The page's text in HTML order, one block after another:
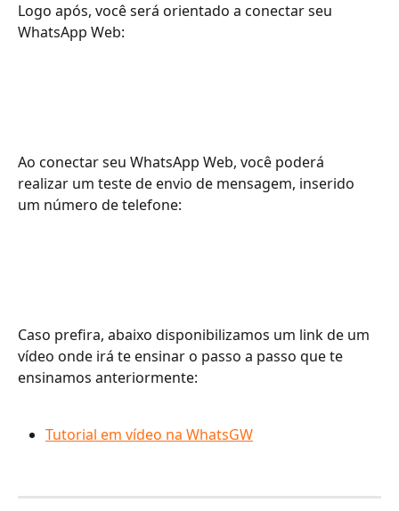
Logo após, você será orientado a conectar seu
WhatsApp Web:
Ao conectar seu WhatsApp Web, você poderá
realizar um teste de envio de mensagem, inserido
um número de telefone:
Caso prefira, abaixo disponibilizamos um link de um
vídeo onde irá te ensinar o passo a passo que te
ensinamos anteriormente:
Tutorial em vídeo na WhatsGW